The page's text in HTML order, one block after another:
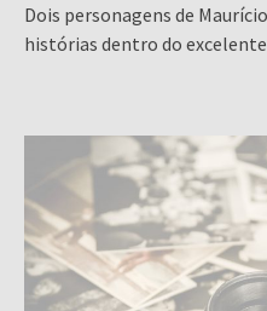
Dois personagens de
histórias dentro do